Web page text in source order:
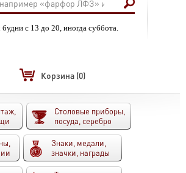
с 13 до 20, иногда суббота.
Корзина (0)
Столовые приборы,
посуда, серебро
Знаки, медали,
значки, награды